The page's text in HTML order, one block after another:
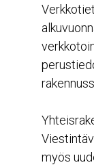
myös